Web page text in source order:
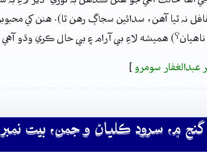
نہ ٿيا آهن، سدائين سجاڳ رهن ٿا). هنن کي
هميشه لاءِ بي آرام ۽ بي حال ڪري وڌو
عبدالغفار سومرو ]
گنج ۾، سرود ڪلياڻ و جمن، بيت نمبر :